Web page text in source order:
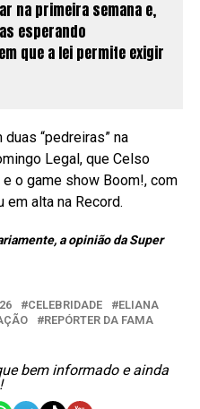
na primeira semana e,
esperando
que a lei permite exigir
“pedreiras” na
Legal, que Celso
o game show Boom!, com
em alta na Record.
a opinião da Super
CELEBRIDADE
ELIANA
REPÓRTER DA FAMA
bem informado e ainda